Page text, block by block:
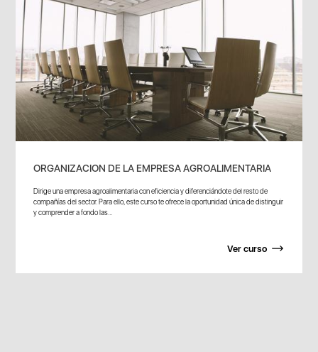
ORGANIZACION DE LA EMPRESA AGROALIMENTARIA
Dirige una empresa agroalimentaria con eficiencia y diferenciándote del resto de
compañías del sector. Para ello, este curso te ofrece la oportunidad única de distinguir
y comprender a fondo las...
Ver curso